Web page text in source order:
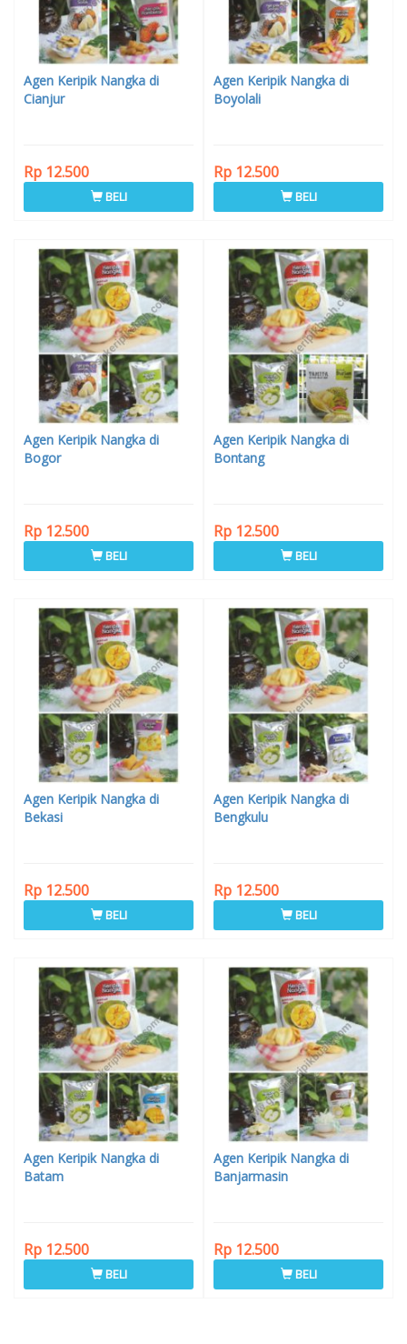
Agen Keripik Nangka di
Cianjur
Rp 12.500
BELI
Agen Keripik Nangka di
Boyolali
Rp 12.500
BELI
Agen Keripik Nangka di
Bogor
Rp 12.500
BELI
Agen Keripik Nangka di
Bontang
Rp 12.500
BELI
Agen Keripik Nangka di
Bekasi
Rp 12.500
BELI
Agen Keripik Nangka di
Bengkulu
Rp 12.500
BELI
Agen Keripik Nangka di
Batam
Rp 12.500
BELI
Agen Keripik Nangka di
Banjarmasin
Rp 12.500
BELI